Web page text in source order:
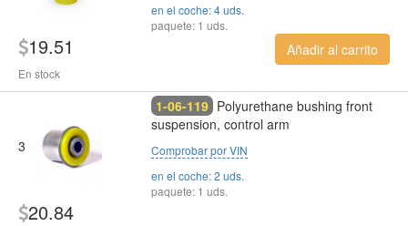
en el coche: 4 uds.
paquete: 1 uds.
19.51
En stock
Añadir al carrito
3
1-06-119 Polyurethane bushing front
suspension, control arm
Comprobar por VIN
en el coche: 2 uds.
paquete: 1 uds.
20.84